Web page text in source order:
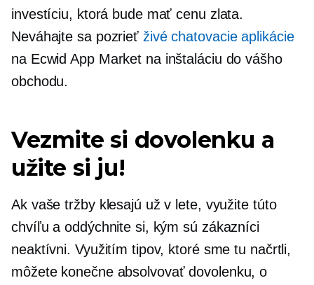
investíciu, ktorá bude mať cenu zlata.
Neváhajte sa pozrieť živé chatovacie aplikácie
na Ecwid App Market na inštaláciu do vášho
obchodu.
Vezmite si dovolenku a
užite si ju!
Ak vaše tržby klesajú už v lete, využite túto
chvíľu a oddýchnite si, kým sú zákazníci
neaktívni. Využitím tipov, ktoré sme tu načrtli,
môžete konečne absolvovať dovolenku, o